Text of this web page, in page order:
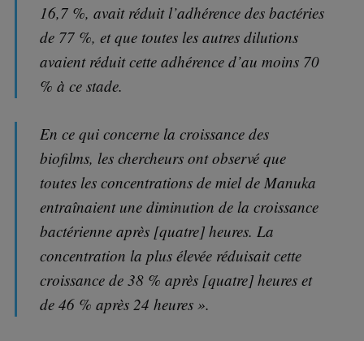
16,7 %, avait réduit l’adhérence des bactéries
de 77 %, et que toutes les autres dilutions
avaient réduit cette adhérence d’au moins 70
% à ce stade.
En ce qui concerne la croissance des
biofilms, les chercheurs ont observé que
toutes les concentrations de miel de Manuka
entraînaient une diminution de la croissance
bactérienne après [quatre] heures. La
concentration la plus élevée réduisait cette
croissance de 38 % après [quatre] heures et
de 46 % après 24 heures ».